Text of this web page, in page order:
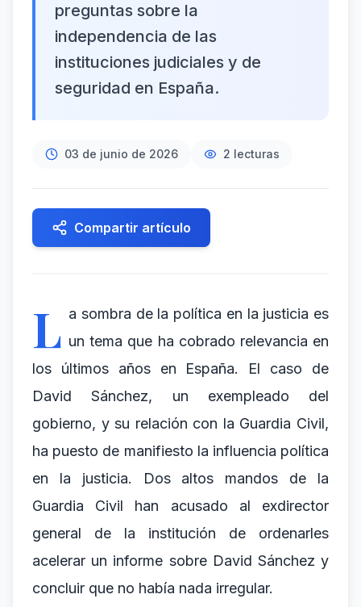
preguntas sobre la
independencia de las
instituciones judiciales y de
seguridad en España.
03 de junio de 2026 2 lecturas
Compartir artículo
L a sombra de la política en la justicia es
un tema que ha cobrado relevancia en
los últimos años en España. El caso de
David Sánchez, un exempleado del
gobierno, y su relación con la Guardia Civil,
ha puesto de manifiesto la influencia política
en la justicia. Dos altos mandos de la
Guardia Civil han acusado al exdirector
general de la institución de ordenarles
acelerar un informe sobre David Sánchez y
concluir que no había nada irregular.